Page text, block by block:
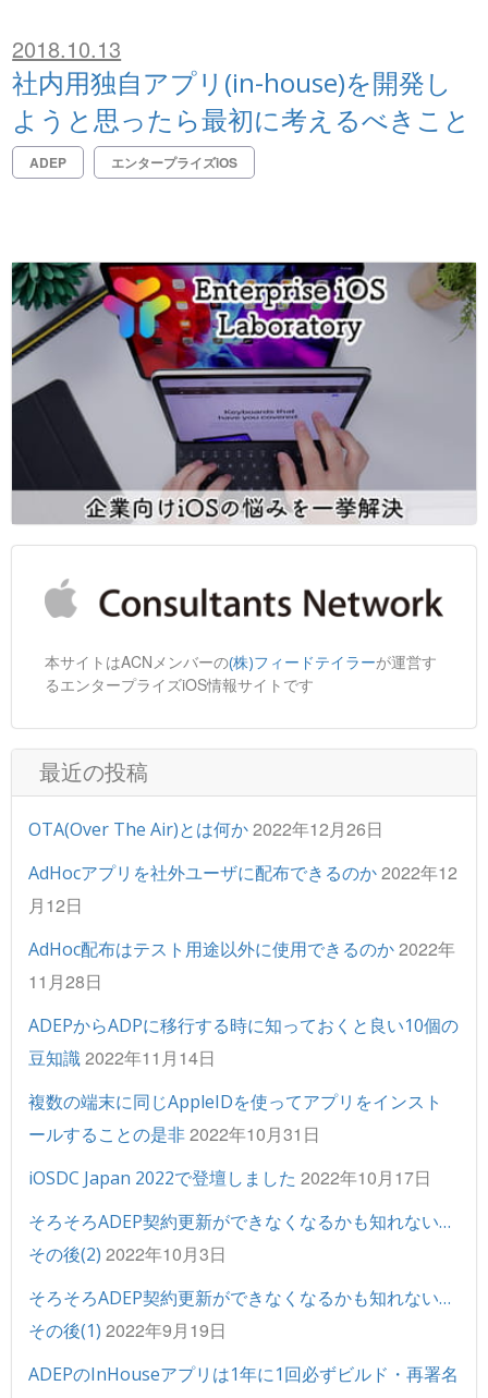
2018.10.13
社内用独自アプリ(in-house)を開発し
ようと思ったら最初に考えるべきこと
ADEP エンタープライズiOS
本サイトはACNメンバーの(株)フィードテイラーが運営す
るエンタープライズiOS情報サイトです
最近の投稿
OTA(Over The Air)とは何か2022年12月26日
AdHocアプリを社外ユーザに配布できるのか2022年12
月12日
AdHoc配布はテスト用途以外に使用できるのか2022年
11月28日
ADEPからADPに移行する時に知っておくと良い10個の
豆知識2022年11月14日
複数の端末に同じAppleIDを使ってアプリをインスト
ールすることの是非2022年10月31日
iOSDC Japan 2022で登壇しました 2022年10月17日
そろそろADEP契約更新ができなくなるかも知れない…
その後(2) 2022年10月3日
そろそろADEP契約更新ができなくなるかも知れない…
その後(1) 2022年9月19日
ADEPのInHouseアプリは1年に1回必ずビルド・再署名